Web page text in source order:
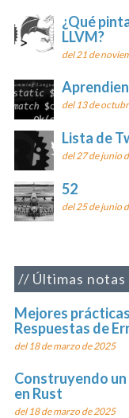
¿Qué
LLVM?
del 21 de
del 13 de
Lista de
del 27 de junio
52
del 25 de junio
Últimas notas
Mejores
Respuestas de
del 18 de marzo de 2025
Construyendo
en Rust
del 18 de marzo de 2025